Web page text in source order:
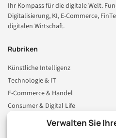
Verwalten Sie
Ihr Kompass für die digitale Welt.
Digitalisierung, KI, E-Commerce,
digitalen Wirtschaft.
Rubriken
Künstliche Intelligenz
Technologie & IT
E-Commerce & Handel
Consumer & Digital Life